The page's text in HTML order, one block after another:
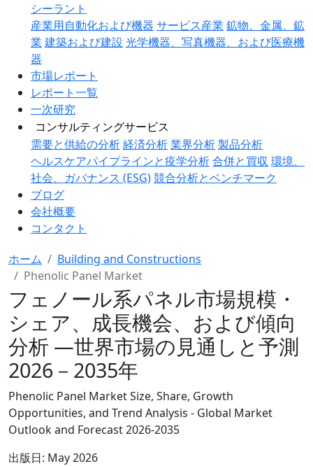
シーラント
産業用自動化および機器 サービス産業 鉱物、金属、鉱
業 建築および建設 光学機器、写真機器、および医療機
器
市場レポート
レポート一覧
一次研究
コンサルティングサービス
需要と供給の分析経済分析業界分析製品分析
ヘルスケアパイプラインと疫学分析合併と買収 環境、
社会、ガバナンス (ESG)競合分析とベンチマーク
ブログ
会社概要
コンタクト
ホーム
Building and Constructions
Phenolic Panel Market
フェノール系パネル市場規模・
シェア、成長機会、および傾向
分析 ―世界市場の見通しと予測
2026－2035年
Phenolic Panel Market Size, Share, Growth
Opportunities, and Trend Analysis - Global Market
Outlook and Forecast 2026-2035
出版日: May 2026